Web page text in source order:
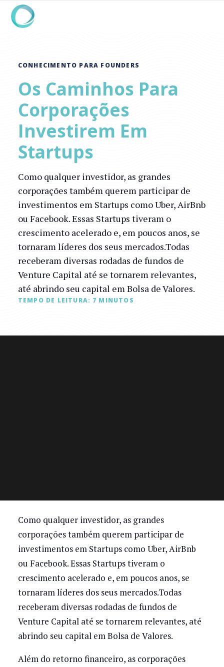
CONHECIMENTO PARA FOUNDERS
Os Caminhos Para
Corporações
Investirem Em
Startups
Como qualquer investidor, as grandes
corporações também querem participar de
investimentos em Startups como Uber, AirBnb
ou Facebook. Essas Startups tiveram o
crescimento acelerado e, em poucos anos, se
tornaram líderes dos seus mercados.Todas
receberam diversas rodadas de fundos de
Venture Capital até se tornarem relevantes,
até abrindo seu capital em Bolsa de Valores.
TEMPO DE LEITURA: 7 MINUTOS
Como qualquer investidor, as grandes
corporações também querem participar de
investimentos em Startups como Uber, AirBnb
ou Facebook. Essas Startups tiveram o
crescimento acelerado e, em poucos anos, se
tornaram líderes dos seus mercados.Todas
receberam diversas rodadas de fundos de
Venture Capital até se tornarem relevantes, até
abrindo seu capital em Bolsa de Valores.
Além do retorno financeiro, as corporações